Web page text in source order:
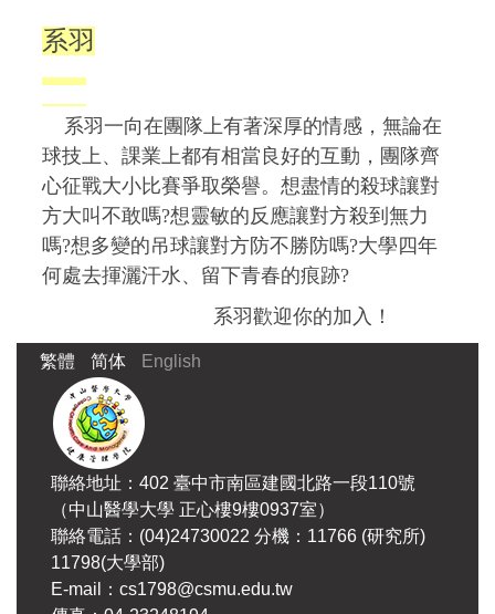
系羽
系羽一向在團隊上有著深厚的情感，無論在
球技上、課業上都有相當良好的互動，團隊齊
心征戰大小比賽爭取榮譽。想盡情的殺球讓對
方大叫不敢嗎?想靈敏的反應讓對方殺到無力
嗎?想多變的吊球讓對方防不勝防嗎?大學四年
何處去揮灑汗水、留下青春的痕跡?
系羽歡迎你的加入！
繁體 简体 English
聯絡地址：402 臺中市南區建國北路一段110號
（中山醫學大學 正心樓9樓0937室）
聯絡電話：(04)24730022 分機：11766 (研究所)
11798(大學部)
E-mail：cs1798@csmu.edu.tw